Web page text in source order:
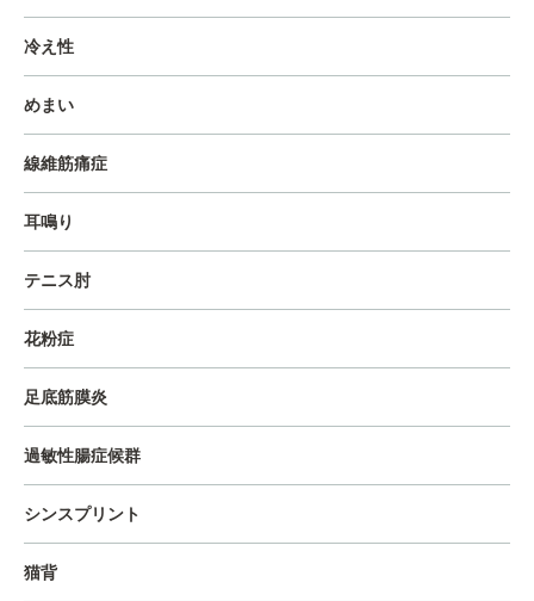
冷え性
めまい
線維筋痛症
耳鳴り
テニス肘
花粉症
足底筋膜炎
過敏性腸症候群
シンスプリント
猫背